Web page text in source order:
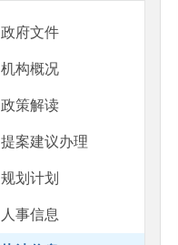
政府文件
机构概况
政策解读
提案建议办理
规划计划
人事信息